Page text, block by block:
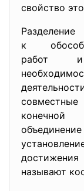
свойство
к
работ и
конечной
достижения
называют